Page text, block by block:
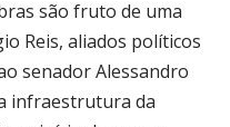
são fruto de uma
Reis, aliados políticos
senadorAlessandro
infraestrutura da